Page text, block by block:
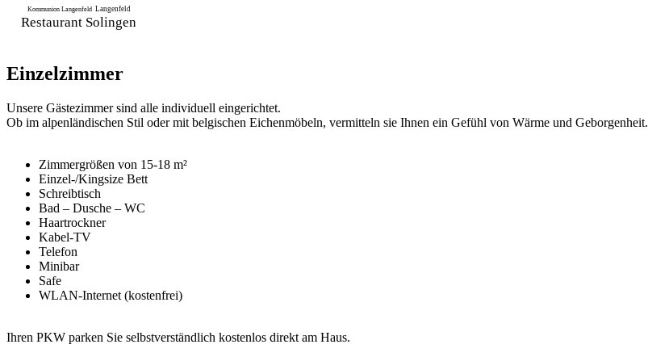
Kommunion Langenfeld Langenfeld
Restaurant Solingen
Einzelzimmer
Unsere Gästezimmer sind alle individuell eingerichtet.
Ob im alpenländischen Stil oder mit belgischen Eichenmöbeln, vermitteln sie Ihnen ein Gefühl von Wärme und Geborgenheit.
Zimmergrößen von 15-18 m²
Einzel-/Kingsize Bett
Schreibtisch
Bad – Dusche – WC
Haartrockner
Kabel-TV
Telefon
Minibar
Safe
WLAN-Internet (kostenfrei)
Ihren PKW parken Sie selbstverständlich kostenlos direkt am Haus.